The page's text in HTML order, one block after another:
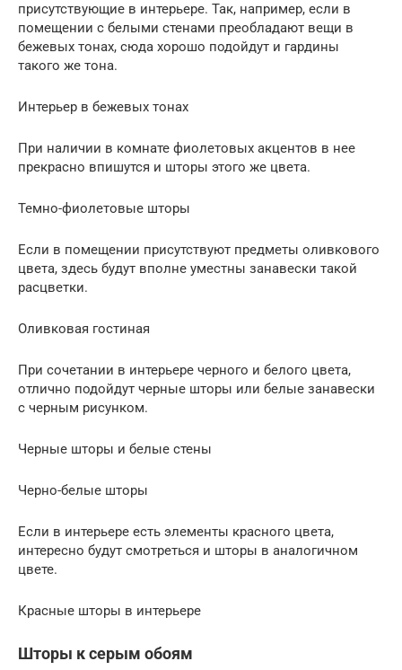
присутствующие в интерьере. Так, например, если в
помещении с белыми стенами преобладают вещи в
бежевых тонах, сюда хорошо подойдут и гардины
такого же тона.
Интерьер в бежевых тонах
При наличии в комнате фиолетовых акцентов в нее
прекрасно впишутся и шторы этого же цвета.
Темно-фиолетовые шторы
Если в помещении присутствуют предметы оливкового
цвета, здесь будут вполне уместны занавески такой
расцветки.
Оливковая гостиная
При сочетании в интерьере черного и белого цвета,
отлично подойдут черные шторы или белые занавески
с черным рисунком.
Черные шторы и белые стены
Черно-белые шторы
Если в интерьере есть элементы красного цвета,
интересно будут смотреться и шторы в аналогичном
цвете.
Красные шторы в интерьере
Шторы к серым обоям